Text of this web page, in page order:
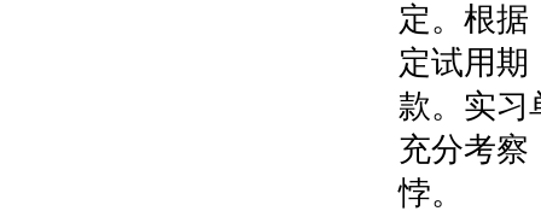
定。根据
定试用期
款。实习
充分考察
悖。